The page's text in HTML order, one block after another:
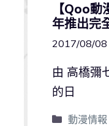
【Qoo
年推出完
2017/08/08
由 高橋彌
的日
動漫情報